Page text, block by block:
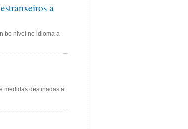
a
bo nivel no idioma a
medidas destinadas a